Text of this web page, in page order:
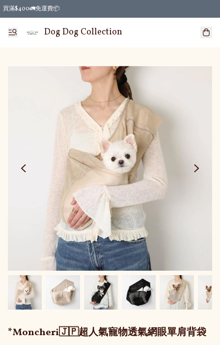
買滿$400🚛免運費📦
Dog Dog Collection
*Moncheri🇯🇵超人氣寵物透氣網眼單肩背袋